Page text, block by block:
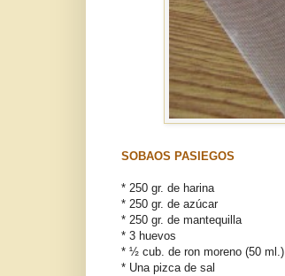
SOBAOS PASIEGOS
* 250 gr. de harina
* 250 gr. de azúcar
* 250 gr. de mantequilla
* 3 huevos
* ½ cub. de ron moreno (50 ml.)
* Una pizca de sal